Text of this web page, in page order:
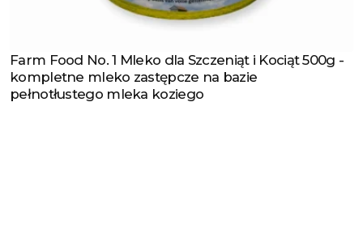
Zobacz produkt
Farm Food No. 1 Mleko dla Szczeniąt i Kociąt 500g -
kompletne mleko zastępcze na bazie
pełnotłustego mleka koziego